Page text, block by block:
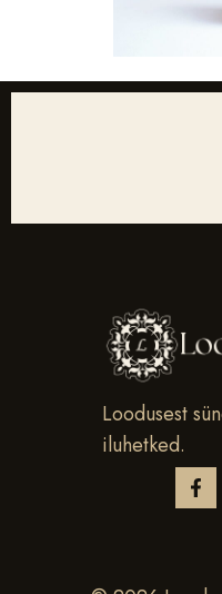
Loodusest
iluhetked.